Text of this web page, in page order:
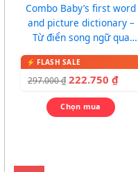
Combo Baby’s first word
and picture dictionary –
Từ điển song ngữ qua
297.000₫ 222.750 ₫
Chọn mua